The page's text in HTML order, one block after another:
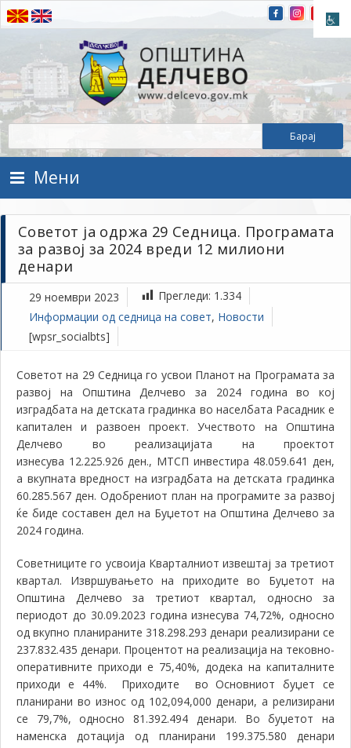
Прескокнете на содржината
Општина Делчево
Општина Делчево
Мени
Советот ја одржа 29 Седница. Програмата
за развој за 2024 вреди 12 милиони
денари
29 ноември 2023 Прегледи: 1.334
Информации од седница на совет, Новости
[wpsr_socialbts]
Советот на 29 Седница го усвои Планот на Програмата за
развој на Општина Делчево за 2024 година во кој
изградбата на детската градинка во населбата Расадник е
капитален и развоен проект. Учеството на Општина
Делчево во реализацијата на проектот
изнесува 12.225.926 ден., МТСП инвестира 48.059.641 ден,
а вкупната вредност на изградбата на детската градинка
60.285.567 ден. Одобрениот план на програмите за развој
ќе биде составен дел на Буџетот на Општина Делчево за
2024 година.
Советниците го усвоија Кварталниот извештај за третиот
квартал. Извршувањето на приходите во Буџетот на
Општина Делчево за третиот квартал, односно за
периодот до 30.09.2023 година изнесува 74,72%, односно
од вкупно планираните 318.298.293 денари реализирани се
237.832.435 денари. Процентот на реализација на тековно-
оперативните приходи е 75,40%, додека на капиталните
приходи е 44%. Приходите во Основниот буџет се
планирани во износ од 102,094,000 денари, а релизирани
се 79,7%, односно 81.392.494 денари. Во буџетот на
наменска дотација од планирани 199.375.580 денари